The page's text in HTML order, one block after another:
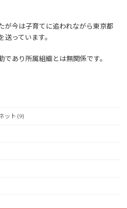
が今は子育てに追われながら東京都
っています。
あり所属組織とは無関係です。
ット (9)